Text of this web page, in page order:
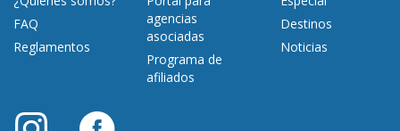
FAQ
Reglamentos
agencias
asociadas
Programa de
afiliados
Destinos
Noticias